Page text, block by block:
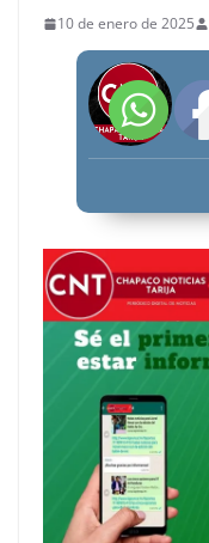
10 de enero de 2025